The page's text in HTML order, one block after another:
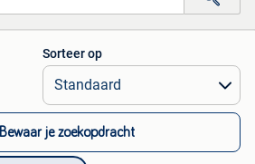
Alle afstanden…
Sorteer op
Bewaar je zoekopdracht